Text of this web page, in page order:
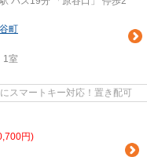
町
1室
スマートキー対応！置き配可
円)